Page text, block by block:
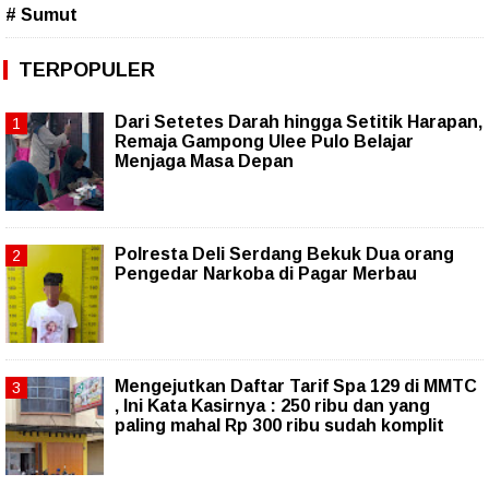
# Sumut
TERPOPULER
Dari Setetes Darah hingga Setitik Harapan,
Remaja Gampong Ulee Pulo Belajar
Menjaga Masa Depan
Polresta Deli Serdang Bekuk Dua orang
Pengedar Narkoba di Pagar Merbau
Mengejutkan Daftar Tarif Spa 129 di MMTC
, Ini Kata Kasirnya : 250 ribu dan yang
paling mahal Rp 300 ribu sudah komplit